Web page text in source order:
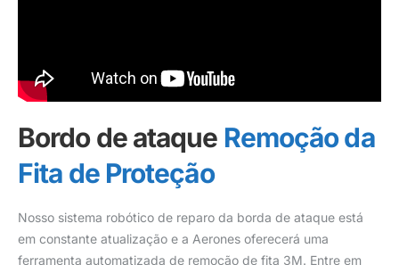
Bordo de ataque Remoção da
Fita de Proteção
Nosso sistema robótico de reparo da borda de ataque está
em constante atualização e a Aerones oferecerá uma
ferramenta automatizada de remoção de fita 3M. Entre em